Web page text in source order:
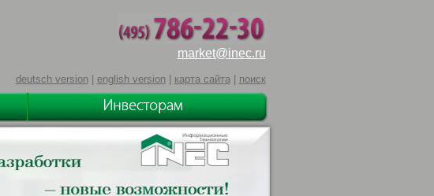
market@inec.ru
deutsch version| english version| карта сайта| поиск